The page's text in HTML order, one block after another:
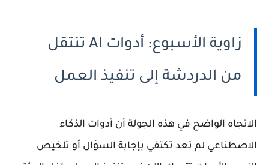
زاوية الأسبوع: أدوات AI تنتقل
من الدردشة إلى تنفيذ العمل
الاتجاه الواضح في هذه الجولة أن أدوات الذكاء
الاصطناعي لم تعد تكتفي بإجابة السؤال أو تلخيص